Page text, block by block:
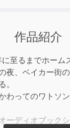
作品紹介
至るまでホーム
夜、ベイカー街
。
わってのワトソ
ーディオブック